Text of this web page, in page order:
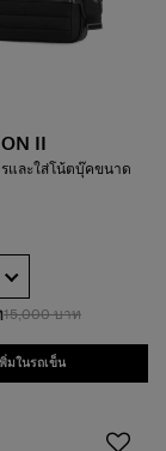
15,000 บาท
พิ่มในรถเข็น
II
รและใส่โน้ตบุ๊คขนาด